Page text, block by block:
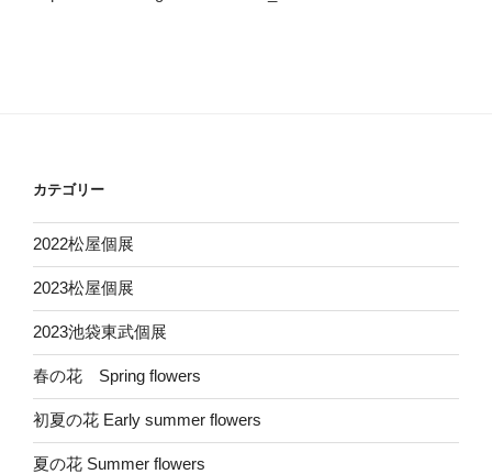
カテゴリー
2022松屋個展
2023松屋個展
2023池袋東武個展
春の花 Spring flowers
初夏の花 Early summer flowers
夏の花 Summer flowers